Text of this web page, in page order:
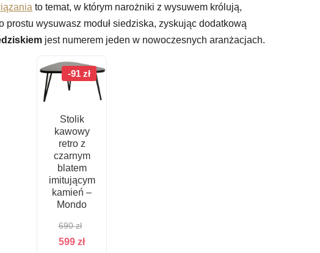
to temat, w którym narożniki z wysuwem królują,
wysuwasz moduł siedziska, zyskując dodatkową
jest numerem jeden w nowoczesnych aranżacjach.
-91 zł
Stolik
kawowy
retro z
czarnym
blatem
imitującym
kamień –
Mondo
690zł
Pierwotna
599złAktualna